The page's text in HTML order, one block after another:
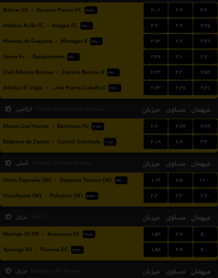
Bolivar SC - Dynamo Puerto FC ۲۲:۳۰ ۲.۰۱ ۲.۹۰ ۳.۶۰
Atletico Avila FC - Aragua FC ۲۳:۰۰ ۲.۹۰ ۲.۹۰ ۲.۳۵
Mineros de Guayana - Monagas II ۲۳:۰۰ ۲.۷۳ ۲.۹۰ ۲.۳۹
Urena Fc - Barquisimeto ۲۳:۰۰ ۲.۳۶ ۳.۱۰ ۲.۷۰
Club Atletico Barinas - Zamora Barinas II ۲۳:۰۰ ۲.۲۳ ۳.۲۰ ۲.۷۳
Atletico El Vigia - Academia Puerto Cabello II ۲۳:۰۰ ۲.۶۳ ۳.۲۸ ۲.۳۱
آرژانتین میزبان مساوی میهمان
Alumni Los Hornos - Barrancas FC ۲۱:۳۰ ۲.۸۰ ۲.۷۷ ۲.۳۸
Belgrano de Zarate - Control Orientado ۲۱:۳۰ ۲.۱۸ ۲.۸۰ ۳.۲۰
شیلی میزبان مساوی میهمان
Union Espanola (W) - Deportes Temuco (W) ۲۲:۰۰ ۱.۱۴ ۶.۵۰ ۱۱.۰۰
Huachipato (W) - Palestino (W) ۲۳:۳۰ ۲.۳۰ ۳.۳۰ ۲.۶۰
برزیل میزبان مساوی میهمان
Maringa FC PR - Amazonas FC ۲۲:۳۰ ۱.۵۳ ۳.۷۰ ۵.۰۰
Ypiranga RS - Floresta EC ۲۲:۳۰ ۱.۸۸ ۲.۹۰ ۴.۰۰
برزیل میزبان مساوی میهمان